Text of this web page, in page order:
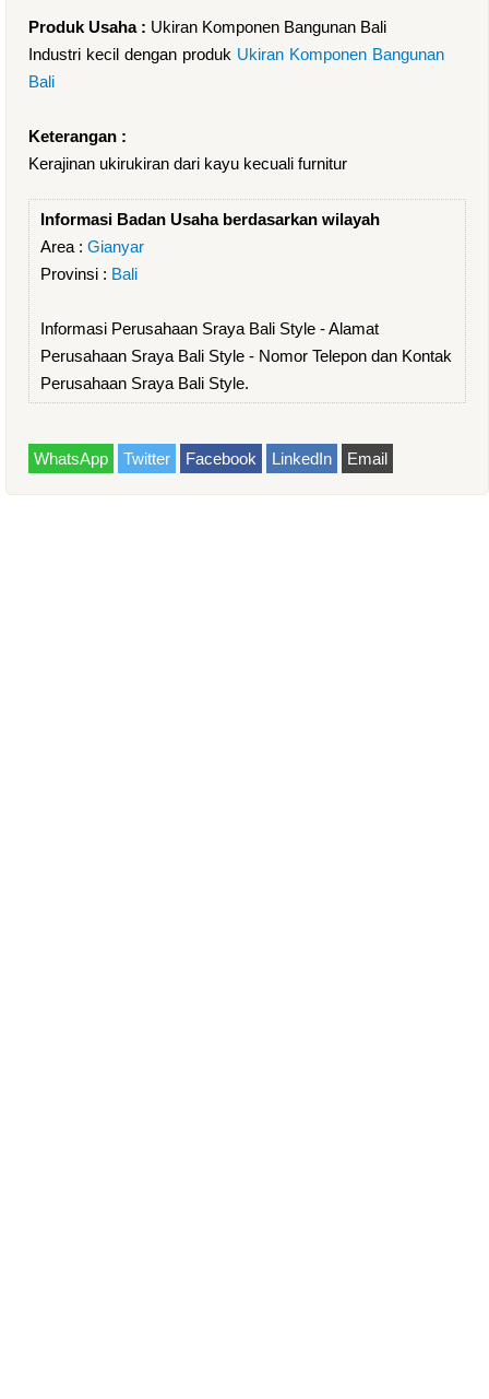
Produk Usaha : Ukiran Komponen Bangunan Bali
Industri kecil dengan produk Ukiran Komponen Bangunan
Bali
Keterangan :
Kerajinan ukirukiran dari kayu kecuali furnitur
Informasi Badan Usaha berdasarkan wilayah
Area : Gianyar
Provinsi : Bali
Informasi Perusahaan Sraya Bali Style - Alamat
Perusahaan Sraya Bali Style - Nomor Telepon dan Kontak
Perusahaan Sraya Bali Style.
WhatsApp Twitter Facebook LinkedIn Email